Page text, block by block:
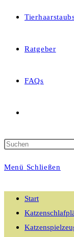
Ratgeber
FAQs
Suche
Menü Schließen
Start